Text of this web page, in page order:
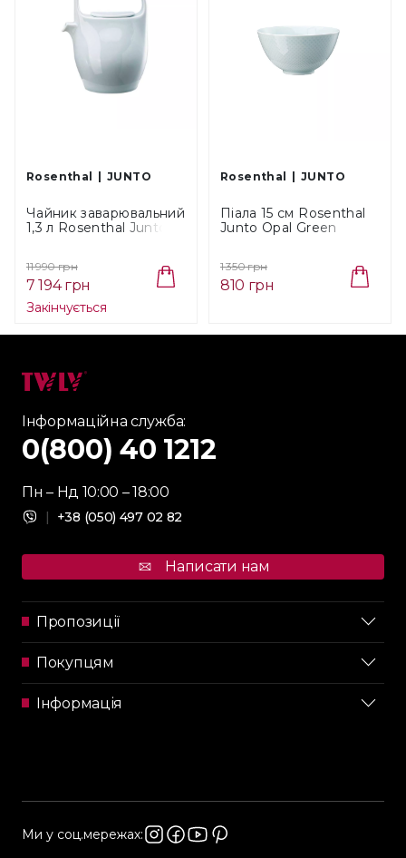
Rosenthal JUNTO
Чайник заварювальний
1,3 л Rosenthal Junto
11 990 грн
7 194 грн
Закінчується
Rosenthal JUNTO
Піала 15 см Rosenthal
Junto Opal Green
1 350 грн
810 грн
Інформаційна служба:
0(800) 40 1212
Пн – Нд 10:00 – 18:00
| +38 (050) 497 02 82
Написати нам
Пропозиції
Покупцям
Інформація
Ми у соц.мережах: